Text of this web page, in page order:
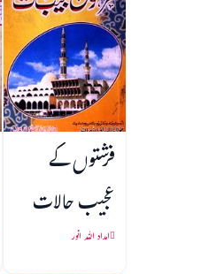
فرشتوں کے
عجیب حالات
امداد اللہ انور